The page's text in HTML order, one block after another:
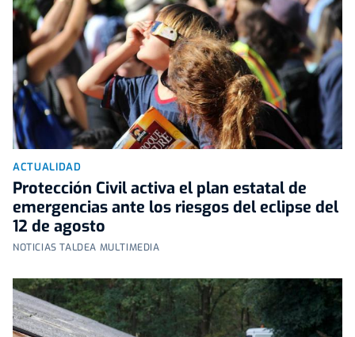
ACTUALIDAD
Protección Civil activa el plan estatal de
emergencias ante los riesgos del eclipse del
12 de agosto
NOTICIAS TALDEA MULTIMEDIA